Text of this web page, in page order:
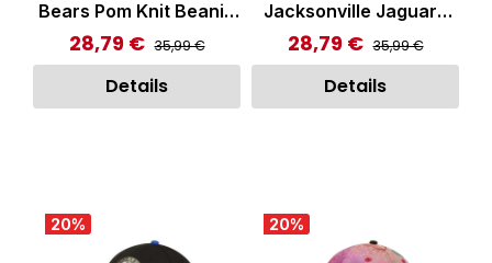
Bears Pom Knit Beanie
Multicolor
Verkaufspreis:
28,79 € Regulärer Preis:
35,99 €
Details
Jacksonville Jaguars
Knit Beanie Black
Verkaufspreis:
28,79 € Regulärer Preis:
35,99 €
Details
20% 20%